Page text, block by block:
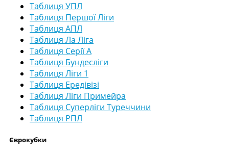
Таблиця УПЛ
Таблиця Першої Ліги
Таблиця АПЛ
Таблиця Ла Ліга
Таблиця Серії А
Таблиця Бундесліги
Таблиця Ліги 1
Таблиця Ередівізі
Таблиця Ліги Примейра
Таблиця Суперліги Туреччини
Таблиця РПЛ
Єврокубки